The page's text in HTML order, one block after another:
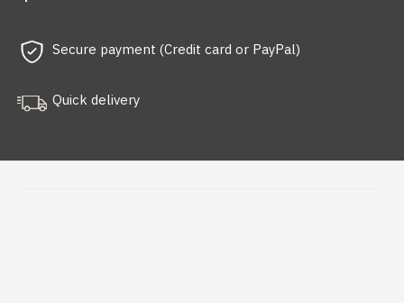
Secure payment (Credit card or PayPal)
Quick delivery